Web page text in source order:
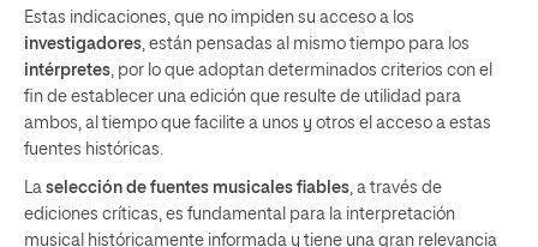
Estas indicaciones, que no impiden su acceso a los
investigadores, están pensadas al mismo tiempo para los
intérpretes, por lo que adoptan determinados criterios con el
fin de establecer una edición que resulte de utilidad para
ambos, al tiempo que facilite a unos y otros el acceso a estas
fuentes históricas.
La selección de fuentes musicales fiables, a través de
ediciones críticas, es fundamental para la interpretación
musical históricamente informada y tiene una gran relevancia